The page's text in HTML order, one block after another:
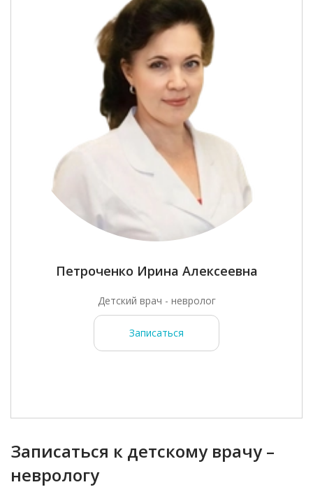
Петроченко Ирина Алексеевна
Детский врач - невролог
Записаться
Записаться к детскому врачу –
неврологу